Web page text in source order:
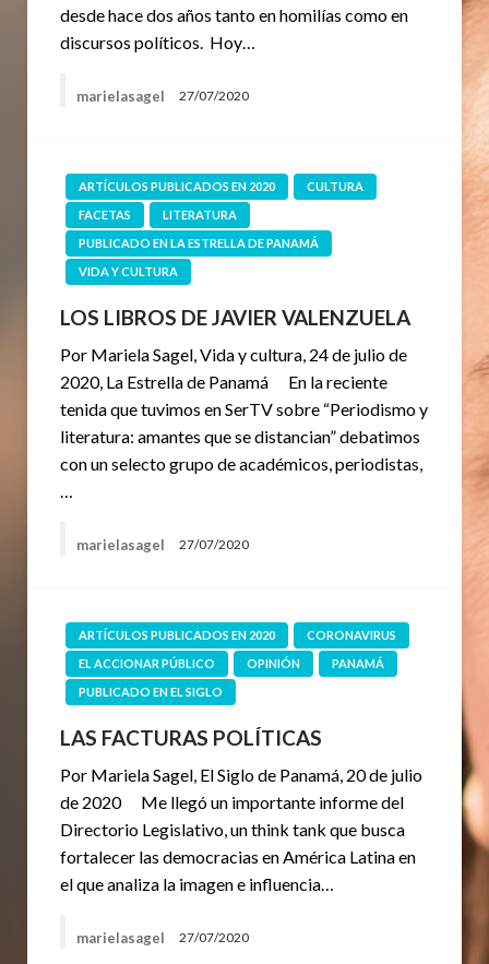
desde hace dos años tanto en homilías como en
discursos políticos. Hoy…
marielasagel 27/07/2020
ARTÍCULOS PUBLICADOS EN 2020
CULTURA
FACETAS
LITERATURA
PUBLICADO EN LA ESTRELLA DE PANAMÁ
VIDA Y CULTURA
LOS LIBROS DE JAVIER VALENZUELA
Por Mariela Sagel, Vida y cultura, 24 de julio de
2020, La Estrella de Panamá En la reciente
tenida que tuvimos en SerTV sobre “Periodismo y
literatura: amantes que se distancian” debatimos
con un selecto grupo de académicos, periodistas,
marielasagel 27/07/2020
ARTÍCULOS PUBLICADOS EN 2020
CORONAVIRUS
EL ACCIONAR PÚBLICO
OPINIÓN
PANAMÁ
PUBLICADO EN EL SIGLO
LAS FACTURAS POLÍTICAS
Por Mariela Sagel, El Siglo de Panamá, 20 de julio
de 2020 Me llegó un importante informe del
Directorio Legislativo, un think tank que busca
fortalecer las democracias en América Latina en
el que analiza la imagen e influencia…
marielasagel 27/07/2020